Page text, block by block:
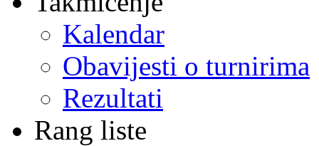
Kalendar
Obavijesti o turnirima
Rezultati
Rang liste